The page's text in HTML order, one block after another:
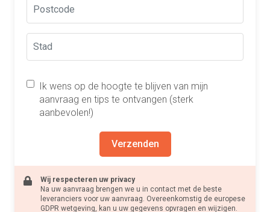
Ik wens op de hoogte te blijven van mijn
aanvraag en tips te ontvangen (sterk
aanbevolen!)
Verzenden
Wij respecteren uw privacy
Na uw aanvraag brengen we u in contact met de beste
leveranciers voor uw aanvraag. Overeenkomstig de europese
GDPR wetgeving, kan u uw gegevens opvragen en wijzigen.